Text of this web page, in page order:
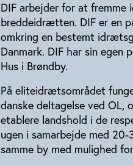
DIF arbejder for at
breddeidrætten. DIF er en
omkring en bestemt
Danmark. DIF har sin
Hus i Brøndby.
På eliteidrætsområdet
danske deltagelse ved OL,
etablere landshold i de
ugen i samarbejde med
samme by med mulighed